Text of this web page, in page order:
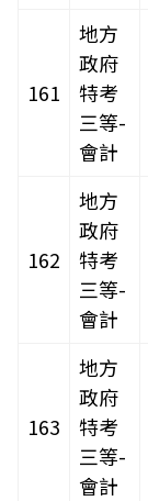
161
地方
政府
特考
三等-
會計
162
地方
政府
特考
三等-
會計
163
地方
政府
特考
三等-
會計